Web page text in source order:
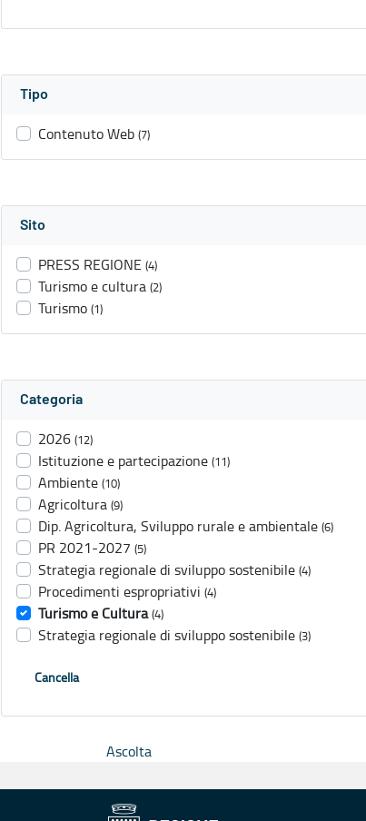
Tipo
Contenuto Web (7)
Sito
PRESS REGIONE (4)
Turismo e cultura (2)
Turismo (1)
Categoria
2026 (12)
Istituzione e partecipazione (11)
Ambiente (10)
Agricoltura (9)
Dip. Agricoltura, Sviluppo rurale e ambientale (6)
PR 2021-2027 (5)
Strategia regionale di sviluppo sostenibile (4)
Procedimenti espropriativi (4)
Turismo e Cultura (4)
Strategia regionale di sviluppo sostenibile (3)
Cancella
Ascolta